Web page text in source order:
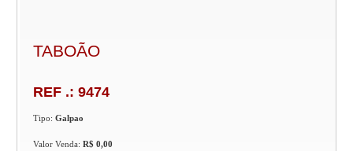
TABOÃO
REF .: 9474
Tipo:Galpao
Valor Venda:R$ 0,00